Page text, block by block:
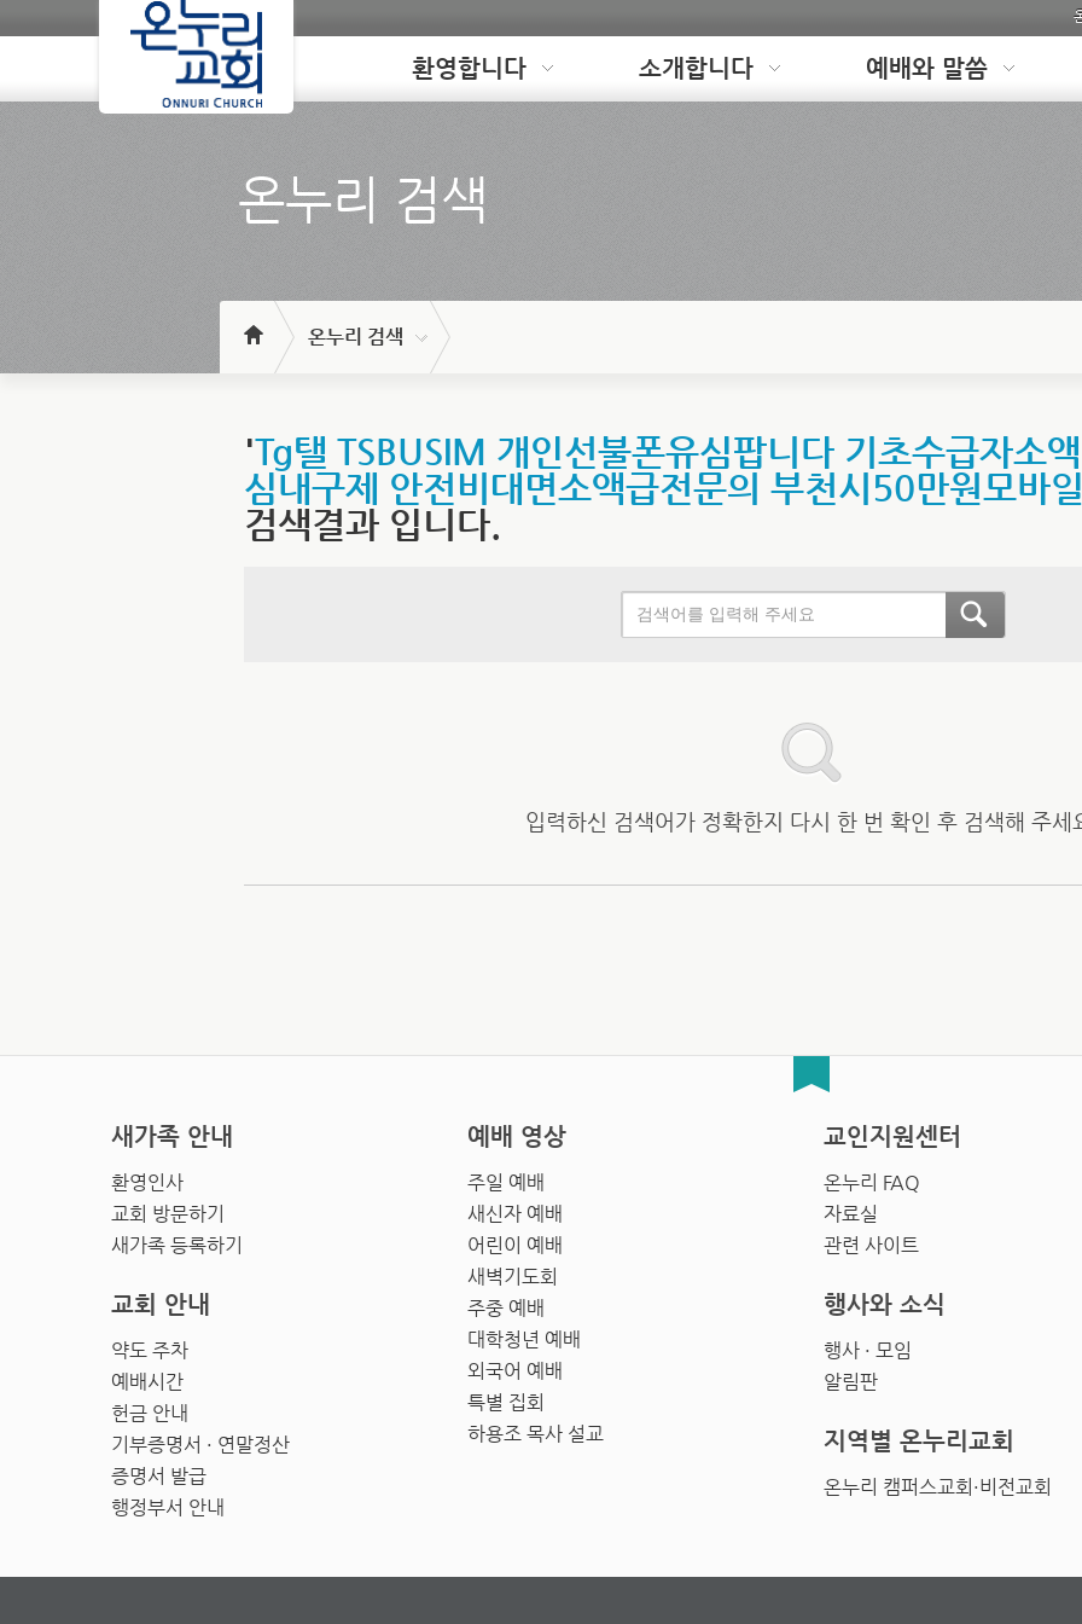
Loading 환영합니다 소개합니다 예배와 말씀
온누리 검색
온누리 검색
'Tg탤 TSBUSIM 개인선불폰유심팝니다 기초수급자소
심내구제 안전비대면소액급전문의 부천시50만원모바
검색결과 입니다.
입력하신 검색어가 정확한지 다시 한 번 확인 후 검색해 주세
새가족 안내
환영인사
교회 방문하기
새가족 등록하기
예배 영상
주일 예배
새신자 예배
어린이 예배
새벽기도회
주중 예배
대학청년 예배
외국어 예배
특별 집회
하용조 목사 설교
교인지원센터
온누리 FAQ
자료실
관련 사이트
교회 안내
약도 주차
예배시간
헌금 안내
기부증명서 · 연말정산
증명서 발급
행정부서 안내
행사와 소식
행사 · 모임
알림판
지역별 온누리교회
온누리 캠퍼스교회·비전교회